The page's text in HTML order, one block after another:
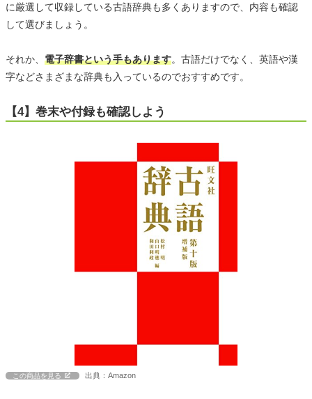
に厳選して収録している古語辞典も多くありますので、内容も確認
して選びましょう。
それか、 電子辞書という手もあります。古語だけでなく、英語や漢
字などさまざまな辞典も入っているのでおすすめです。
【4】巻末や付録も確認しよう
この商品を見る 出典：Amazon